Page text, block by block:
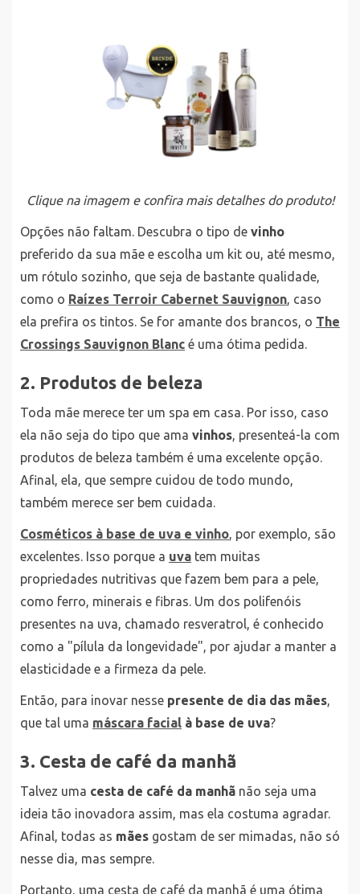
Clique na imagem e confira mais detalhes do produto!
Opções não faltam. Descubra o tipo de vinho
preferido da sua mãe e escolha um kit ou, até mesmo,
um rótulo sozinho, que seja de bastante qualidade,
como o Raízes Terroir Cabernet Sauvignon, caso
ela prefira os tintos. Se for amante dos brancos, o The
Crossings Sauvignon Blanc é uma ótima pedida.
2. Produtos de beleza
Toda mãe merece ter um spa em casa. Por isso, caso
ela não seja do tipo que ama vinhos, presenteá-la com
produtos de beleza também é uma excelente opção.
Afinal, ela, que sempre cuidou de todo mundo,
também merece ser bem cuidada.
Cosméticos à base de uva e vinho, por exemplo, são
excelentes. Isso porque a uva tem muitas
propriedades nutritivas que fazem bem para a pele,
como ferro, minerais e fibras. Um dos polifenóis
presentes na uva, chamado resveratrol, é conhecido
como a "pílula da longevidade", por ajudar a manter a
elasticidade e a firmeza da pele.
Então, para inovar nesse presente de dia das mães,
que tal uma máscara facial à base de uva?
3. Cesta de café da manhã
Talvez uma cesta de café da manhã não seja uma
ideia tão inovadora assim, mas ela costuma agradar.
Afinal, todas as mães gostam de ser mimadas, não só
nesse dia, mas sempre.
Portanto, uma cesta de café da manhã é uma ótima